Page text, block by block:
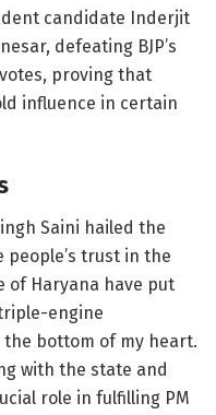
candidate Inderjit
defeating BJP’s
proving that
influence in certain
Saini hailed the
people’s trust in the
of Haryana have put
engine
bottom of my heart.
with the state and
role in fulfilling PM